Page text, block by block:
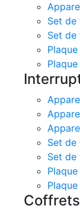
Set de
Set de
Set de
Set de
Coffrets